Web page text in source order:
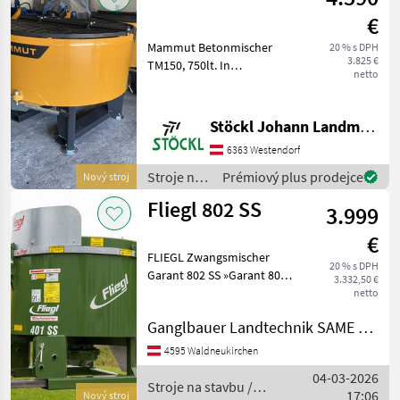
Nový stroj
€
20 % s DPH
3.825 €
netto
Mammut Betonmischer
TM150, 750lt. In
betónu
Stöckl Johann Landmaschinen GesmbH & Co KG
6363 Westendorf
Stroje na
stavbu /
Mammut
Prémiový plus prodejce
Nový stroj
Fliegl 802 SS
3.999
€
20 % s DPH
3.332,50 €
netto
FLIEGL Zwangsmischer
Garant 802 SS »Garant 802
Einfülldurchmesser: 1500
mm » Volumen: 800 l »
Eigeng
Ganglbauer Landtechnik SAME Massey Ferguson, Pöttinger
4595 Waldneukirchen
Stroje na stavbu /
04-03-2026
17:06